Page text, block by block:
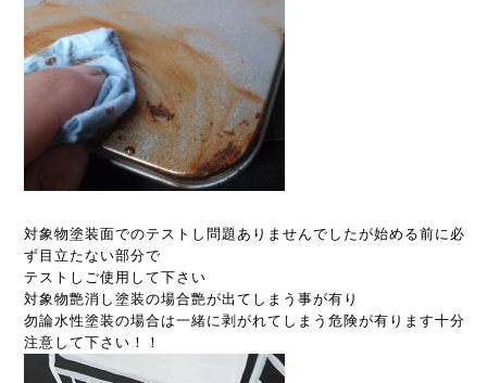
対象物塗装面でのテストし問題ありませんでしたが始める前に必
ず 目立たない部分で
テストしご使用して下さい
対象物艶消し塗装の場合艶が出てしまう事が有り
勿論水性塗装の場合は一緒に剥がれてしまう危険が有ります十分
注意して下さい！！